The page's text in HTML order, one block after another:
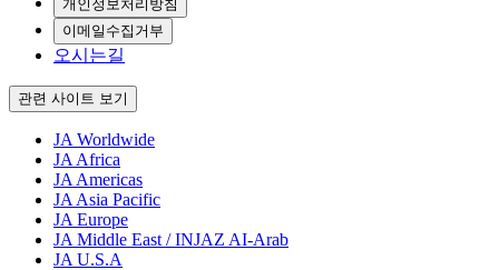
개인정보처리방침
이메일수집거부
오시는길
관련 사이트 보기
JA Worldwide
JA Africa
JA Americas
JA Asia Pacific
JA Europe
JA Middle East / INJAZ AI-Arab
JA U.S.A